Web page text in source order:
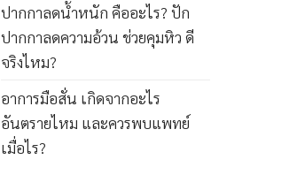
ปากกาลดน้ำหนัก คืออะไร? ปัก
ปากกาลดความอ้วน ช่วยคุมหิว ดี
จริงไหม?
อาการมือสั่น เกิดจากอะไร
อันตรายไหม และควรพบแพทย์
เมื่อไร?